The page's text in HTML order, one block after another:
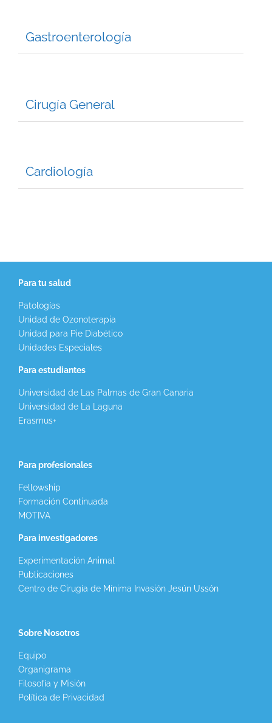
Gastroenterología
Cirugía General
Cardiología
Para tu salud
Patologías
Unidad de Ozonoterapia
Unidad para Pie Diabético
Unidades Especiales
Para estudiantes
Universidad de Las Palmas de Gran Canaria
Universidad de La Laguna
Erasmus+
Para profesionales
Fellowship
Formación Continuada
MOTIVA
Para investigadores
Experimentación Animal
Publicaciones
Centro de Cirugía de Mínima Invasión Jesún Ussón
Sobre Nosotros
Equipo
Organigrama
Filosofía y Misión
Política de Privacidad